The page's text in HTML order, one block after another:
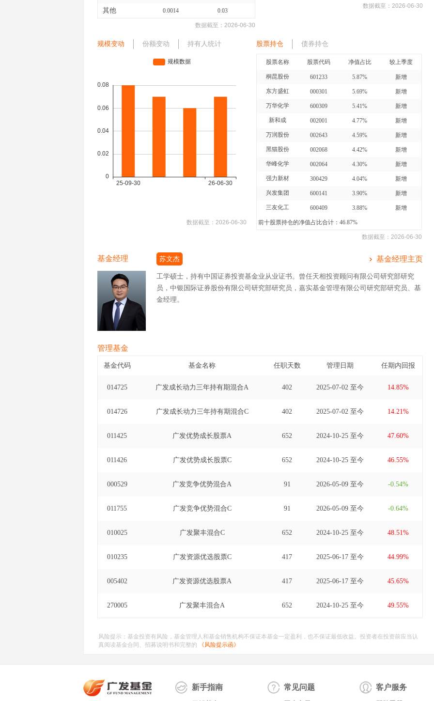
其他 0.0014 0.03
数据截至： 2026-06-30
数据截至： 2026-06-30
规模变动 份额变动 持有人统计
数据截至： 2026-06-30
股票持仓 债券持仓
股票名称 股票代码 净值占比 较上季度
桐昆股份 601233 5.87% 新增
东方盛虹 000301 5.69% 新增
万华化学 600309 5.41% 新增
新和成 002001 4.77% 新增
万润股份 002643 4.59% 新增
黑猫股份 002068 4.42% 新增
华峰化学 002064 4.30% 新增
强力新材 300429 4.04% 新增
兴发集团 600141 3.90% 新增
三友化工 600409 3.88% 新增
前十股票持仓的净值占比合计：46.87%
数据截至： 2026-06-30
基金经理 苏文杰 基金经理主页
工学硕士，持有中国证券投资基金业从业证书。曾任天相投资顾问有限公司研究部研究
员，中银国际证券股份有限公司研究部研究员，嘉实基金管理有限公司研究部研究员、基
金经理。
管理基金
基金代码 基金名称 任职天数 管理日期 任期内回报
014725 广发成长动力三年持有期混合A 402 2025-07-02 至今 14.85%
014726 广发成长动力三年持有期混合C 402 2025-07-02 至今 14.21%
011425 广发优势成长股票A 652 2024-10-25 至今 47.60%
011426 广发优势成长股票C 652 2024-10-25 至今 46.55%
000529 广发竞争优势混合A 91 2026-05-09 至今 -0.54%
011755 广发竞争优势混合C 91 2026-05-09 至今 -0.64%
010025 广发聚丰混合C 652 2024-10-25 至今 48.51%
010235 广发资源优选股票C 417 2025-06-17 至今 44.99%
005402 广发资源优选股票A 417 2025-06-17 至今 45.65%
270005 广发聚丰混合A 652 2024-10-25 至今 49.55%
风险提示：基金投资有风险，基金管理人和基金销售机构不保证本基金一定盈利，也不保证最低收益。投资者在投资前应当认
真阅读基金合同、招募说明书和完整的
《风险提示函》
新手指南 常见问题 客户服务